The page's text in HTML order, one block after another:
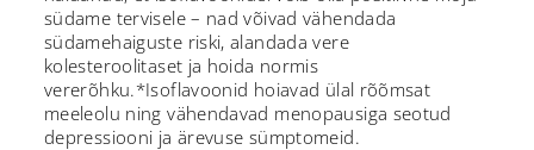
südame tervisele – nad võivad vähendada
südamehaiguste riski, alandada vere
kolesteroolitaset ja hoida normis
vererõhku.*Isoflavoonid hoiavad ülal rõõmsat
meeleolu ning vähendavad menopausiga seotud
depressiooni ja ärevuse sümptomeid.